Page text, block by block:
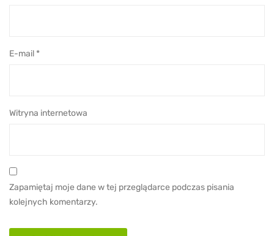
E-mail *
Witryna internetowa
Zapamiętaj moje dane w tej przeglądarce podczas pisania
kolejnych komentarzy.